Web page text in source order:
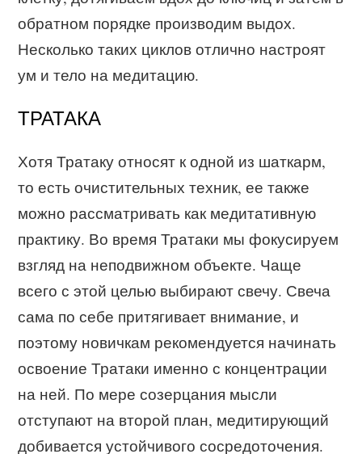
обратном порядке производим выдох.
Несколько таких циклов отлично настроят
ум и тело на медитацию.
ТРАТАКА
Хотя Тратаку относят к одной из шаткарм,
то есть очистительных техник, ее также
можно рассматривать как медитативную
практику. Во время Тратаки мы фокусируем
взгляд на неподвижном объекте. Чаще
всего с этой целью выбирают свечу. Свеча
сама по себе притягивает внимание, и
поэтому новичкам рекомендуется начинать
освоение Тратаки именно с концентрации
на ней. По мере созерцания мысли
отступают на второй план, медитирующий
добивается устойчивого сосредоточения.